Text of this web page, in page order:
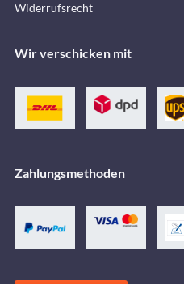
Widerrufsrecht
Wir verschicken mit
Zahlungsmethoden